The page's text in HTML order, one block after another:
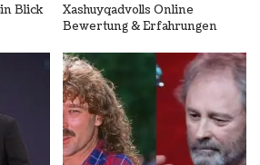
Blick
Xashuyqadvolls Online
Bewertung & Erfahrungen